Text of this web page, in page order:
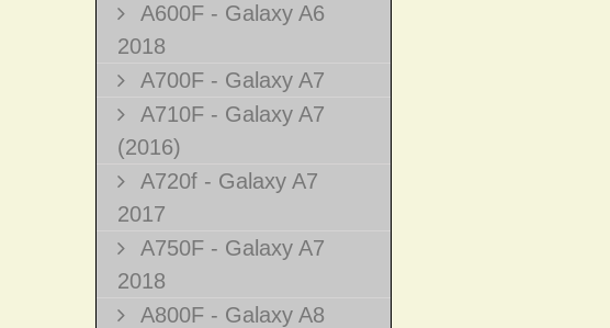
A600F - Galaxy A6
2018
A700F - Galaxy A7
A710F - Galaxy A7
(2016)
A720f - Galaxy A7
2017
A750F - Galaxy A7
2018
A800F - Galaxy A8